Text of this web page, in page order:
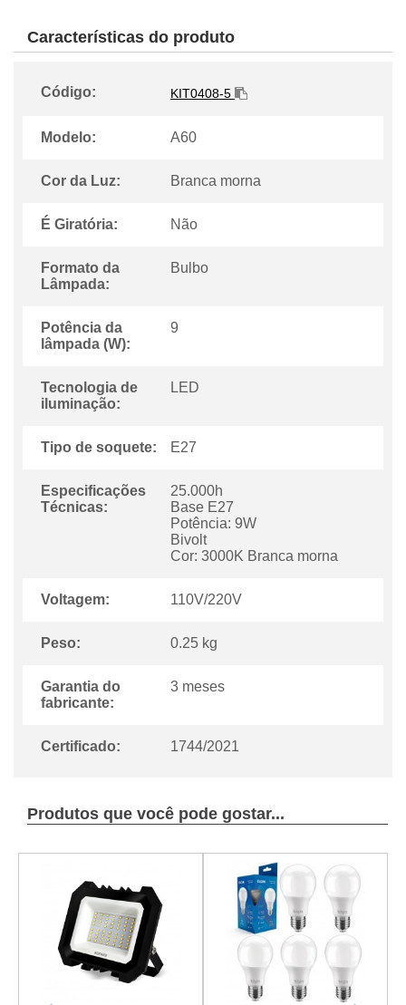
Características do produto
Código: KIT0408-5
Modelo: A60
Cor da Luz: Branca morna
É Giratória: Não
Formato da
Lâmpada:
Bulbo
Potência da
lâmpada (W):
9
Tecnologia de
iluminação:
LED
Tipo de soquete: E27
Especificações
Técnicas:
25.000h
Base E27
Potência: 9W
Bivolt
Cor: 3000K Branca morna
Voltagem: 110V/220V
Peso: 0.25 kg
Garantia do
fabricante:
3 meses
Certificado: 1744/2021
Produtos que você pode gostar...